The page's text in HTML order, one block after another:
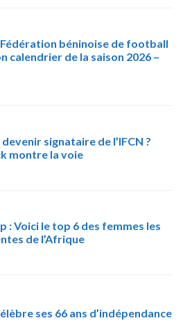
béninoise de football
calendrier de la saison 2026 –
signataire de l’IFCN ?
montre la voie
: Voici le top 6 des femmes les
de l’Afrique
ses 66 ans d’indépendance